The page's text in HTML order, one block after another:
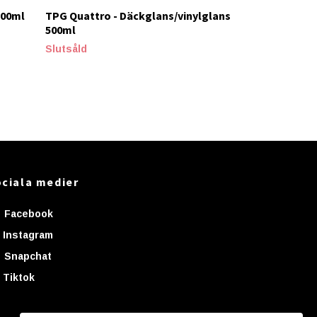
TPG Quattro - Däckglans/vinylglans
500ml
Slutsåld
medier
Facebook
Instagram
Snapchat
Tiktok